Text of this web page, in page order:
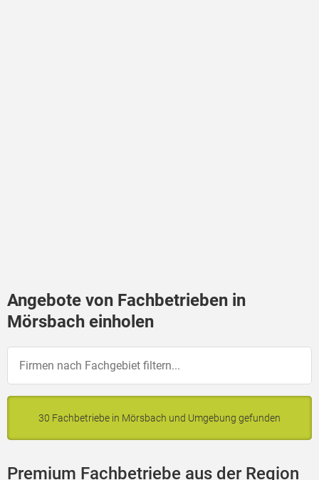
Angebote von Fachbetrieben in
Mörsbach einholen
30 Fachbetriebe in Mörsbach und Umgebung gefunden
Premium Fachbetriebe aus der Region